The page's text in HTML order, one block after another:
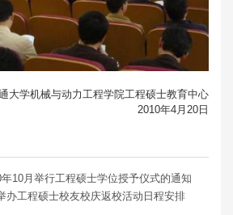
通大学机械与动力工程学院工程硕士教育中心
2010年4月20日
10月举行工程硕士学位授予仪式的通知
办工程硕士校友校庆返校活动日程安排